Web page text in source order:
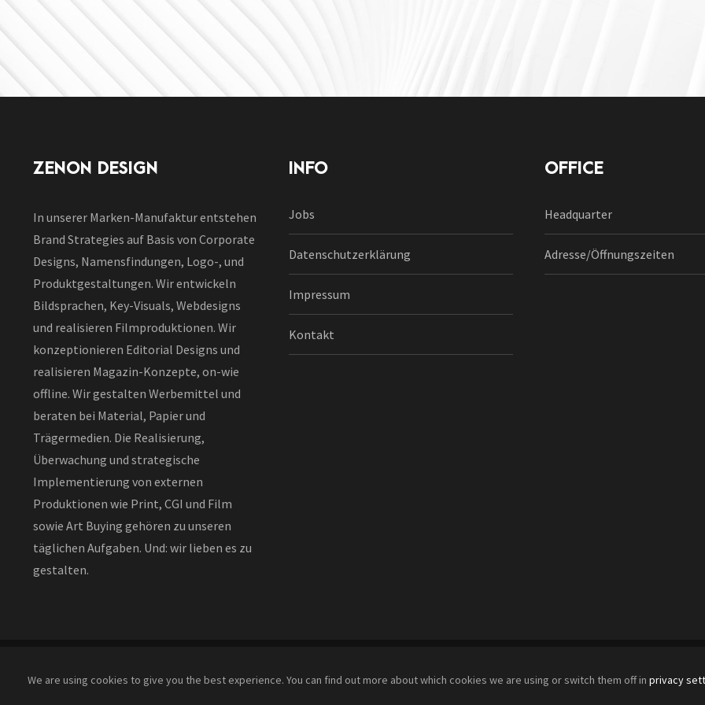
ZENON DESIGN
In unserer Marken-Manufaktur entstehen
Brand Strategies auf Basis von Corporate
Designs, Namensfindungen, Logo-, und
Produktgestaltungen. Wir entwickeln
Bildsprachen, Key-Visuals, Webdesigns
und realisieren Filmproduktionen. Wir
konzeptionieren Editorial Designs und
realisieren Magazin-Konzepte, on-wie
offline. Wir gestalten Werbemittel und
beraten bei Material, Papier und
Trägermedien. Die Realisierung,
Überwachung und strategische
Implementierung von externen
Produktionen wie Print, CGI und Film
sowie Art Buying gehören zu unseren
täglichen Aufgaben. Und: wir lieben es zu
gestalten.
INFO
Jobs
Datenschutzerklärung
Impressum
Kontakt
OFFICE
Headquarter
Adresse/Öffnungszeiten
Copyright 2026, Zenon-Design. All rights reserved.
We are using cookies to give you the best experience. You can find out more about which cookies we are using or switch them off in privacy